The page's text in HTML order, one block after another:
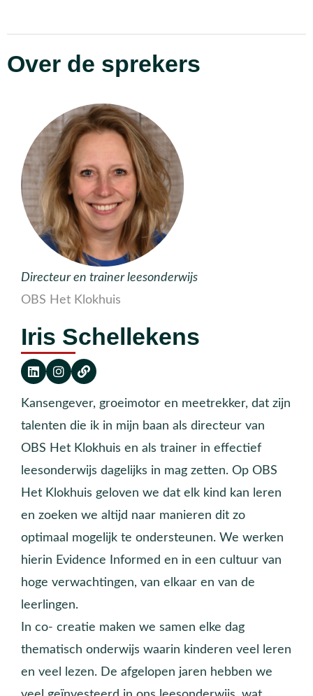
Over de sprekers
Directeur en trainer leesonderwijs
OBS Het Klokhuis
Iris Schellekens
Kansengever, groeimotor en meetrekker, dat zijn
talenten die ik in mijn baan als directeur van
OBS Het Klokhuis en als trainer in effectief
leesonderwijs dagelijks in mag zetten. Op OBS
Het Klokhuis geloven we dat elk kind kan leren
en zoeken we altijd naar manieren dit zo
optimaal mogelijk te ondersteunen. We werken
hierin Evidence Informed en in een cultuur van
hoge verwachtingen, van elkaar en van de
leerlingen.
In co- creatie maken we samen elke dag
thematisch onderwijs waarin kinderen veel leren
en veel lezen. De afgelopen jaren hebben we